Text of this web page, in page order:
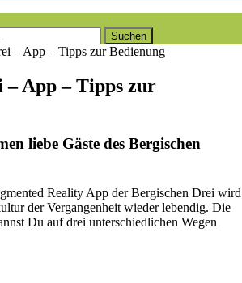
– App – Tipps zur Bedienung
– App – Tipps zur
liebe Gäste des Bergischen
Reality App der Bergischen Drei wird
der Vergangenheit wieder lebendig. Die
Du auf drei unterschiedlichen Wegen